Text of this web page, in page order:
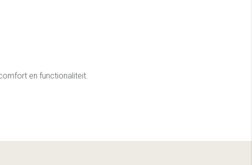
en functionaliteit.